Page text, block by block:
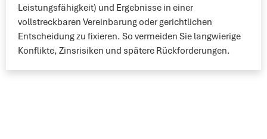
Leistungsfähigkeit) und Ergebnisse in einer
vollstreckbaren Vereinbarung oder gerichtlichen
Entscheidung zu fixieren. So vermeiden Sie langwierige
Konflikte, Zinsrisiken und spätere Rückforderungen.